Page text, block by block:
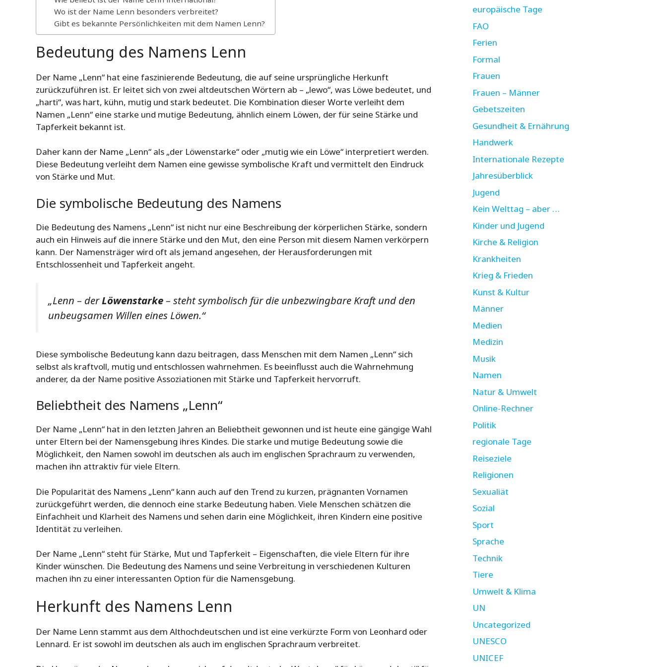
Wo ist der Name Lenn besonders verbreitet?
Gibt es bekannte Persönlichkeiten mit dem Namen Lenn?
Bedeutung des Namens Lenn
Der Name „Lenn“ hat eine faszinierende Bedeutung, die auf seine ursprüngliche Herkunft
zurückzuführen ist. Er leitet sich von zwei altdeutschen Wörtern ab – „lewo“, was Löwe bedeutet, und
„harti“, was hart, kühn, mutig und stark bedeutet. Die Kombination dieser Worte verleiht dem
Namen „Lenn“ eine starke und mutige Bedeutung, ähnlich einem Löwen, der für seine Stärke und
Tapferkeit bekannt ist.
Daher kann der Name „Lenn“ als „der Löwenstarke“ oder „mutig wie ein Löwe“ interpretiert werden.
Diese Bedeutung verleiht dem Namen eine gewisse symbolische Kraft und vermittelt den Eindruck
von Stärke und Mut.
Die symbolische Bedeutung des Namens
Die Bedeutung des Namens „Lenn“ ist nicht nur eine Beschreibung der körperlichen Stärke, sondern
auch ein Hinweis auf die innere Stärke und den Mut, den eine Person mit diesem Namen verkörpern
kann. Der Namensträger wird oft als jemand angesehen, der Herausforderungen mit
Entschlossenheit und Tapferkeit angeht.
„Lenn – derLöwenstarke– steht symbolisch für die unbezwingbare Kraft und den
unbeugsamen Willen eines Löwen.“
Diese symbolische Bedeutung kann dazu beitragen, dass Menschen mit dem Namen „Lenn“ sich
selbst als kraftvoll, mutig und entschlossen wahrnehmen. Es beeinflusst auch die Wahrnehmung
anderer, da der Name positive Assoziationen mit Stärke und Tapferkeit hervorruft.
Beliebtheit des Namens „Lenn“
Der Name „Lenn“ hat in den letzten Jahren an Beliebtheit gewonnen und ist heute eine gängige Wahl
unter Eltern bei der Namensgebung ihres Kindes. Die starke und mutige Bedeutung sowie die
Möglichkeit, den Namen sowohl im deutschen als auch im englischen Sprachraum zu verwenden,
machen ihn attraktiv für viele Eltern.
Die Popularität des Namens „Lenn“ kann auch auf den Trend zu kurzen, prägnanten Vornamen
zurückgeführt werden, die dennoch eine starke Bedeutung haben. Viele Menschen schätzen die
Einfachheit und Klarheit des Namens und sehen darin eine Möglichkeit, ihren Kindern eine positive
Identität zu verleihen.
Der Name „Lenn“ steht für Stärke, Mut und Tapferkeit – Eigenschaften, die viele Eltern für ihre
Kinder wünschen. Die Bedeutung des Namens und seine Verbreitung in verschiedenen Kulturen
machen ihn zu einer interessanten Option für die Namensgebung.
Herkunft des Namens Lenn
Der Name Lenn stammt aus dem Althochdeutschen und ist eine verkürzte Form von Leonhard oder
Lennard. Er ist sowohl im deutschen als auch im englischen Sprachraum verbreitet.
europäische Tage
FAO
Ferien
Formal
Frauen
Frauen – Männer
Gebetszeiten
Gesundheit & Ernährung
Handwerk
Internationale Rezepte
Jahresüberblick
Jugend
Kein Welttag – aber …
Kinder und Jugend
Kirche & Religion
Krankheiten
Krieg & Frieden
Kunst & Kultur
Männer
Medien
Medizin
Musik
Namen
Natur & Umwelt
Online-Rechner
Politik
regionale Tage
Reiseziele
Religionen
Sexualiät
Sozial
Sport
Sprache
Technik
Tiere
Umwelt & Klima
UN
Uncategorized
UNESCO
UNICEF